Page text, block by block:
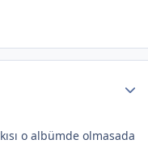
o albümde olmasada